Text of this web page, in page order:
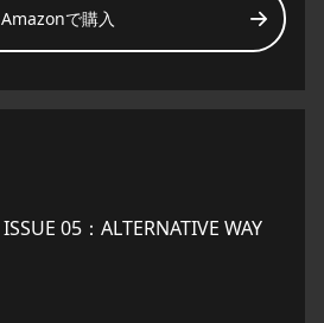
Amazonで購入
ISSUE 05：ALTERNATIVE WAY